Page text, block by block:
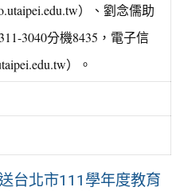
）、劉念儒助
3040分機8435，電子信
）。
台北市111學年度教育